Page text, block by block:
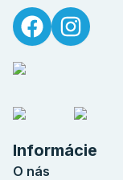
Informácie
O nás